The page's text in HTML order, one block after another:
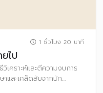
1 ชั่วโมง 20 นาที
ไป
เคราะห์และตีความงบการ
และเคล็ดลับจากนัก